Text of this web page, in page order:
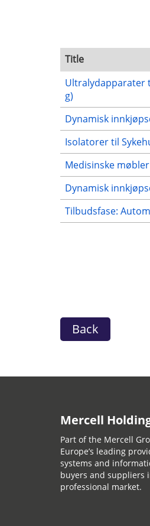
Title
Ultralydapparater
g)
Dynamisk
Isolatorer til
Medisinske
Dynamisk
Tilbudsfase:
Back
Mercell
Part of the Mercell
Europe’s leading
systems and
buyers and suppliers
professional market.